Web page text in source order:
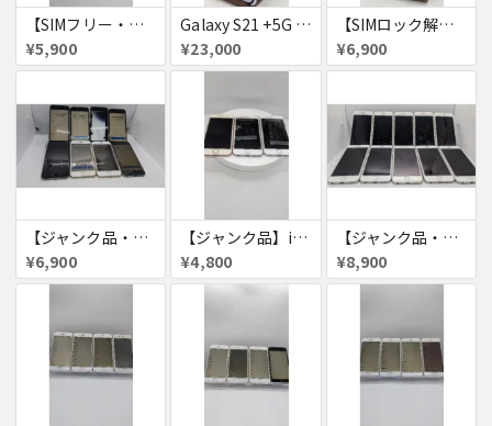
【SIMフリー・付属品あり】iPhone 7 128GB
¥5,900
Galaxy S21 +5G 256GB
¥23,000
【SIMロック解除済・初期化済】Galaxy A41 SCV48
¥6,900
【ジャンク品・初期化済】iPhone6 8台セット
¥6,900
【ジャンク品】iPhone6s ３台セット
¥4,800
【ジャンク品・初期化済】iPhone6 10台セット
¥8,900